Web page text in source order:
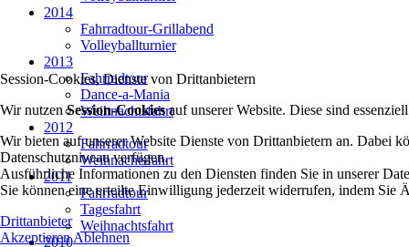
2014
Fahrradtour-Grillabend
Volleyballturnier
2013
Fahrradtour
Dance-a-Mania
Weihnachtsfahrt
2012
Fahrradtour
Weihnachtsfahrt
2011
Fahrradtour
Tagesfahrt
Weihnachtsfahrt
2010
Session-Cookies, Dienste von Drittanbietern
Wir nutzenSession-Cookiesauf unserer Website. Diese sind
Wir bieten auf unserer Website Dienste von Drittanbietern an. Dabei
Datenschutzniveau verfügen.
Ausführliche Informationen zu den Diensten finden Sie in unserer
Sie können eine erteilte Einwilligung jederzeit widerrufen, indem Sie
Drittanbieter
Akzeptieren Ablehnen